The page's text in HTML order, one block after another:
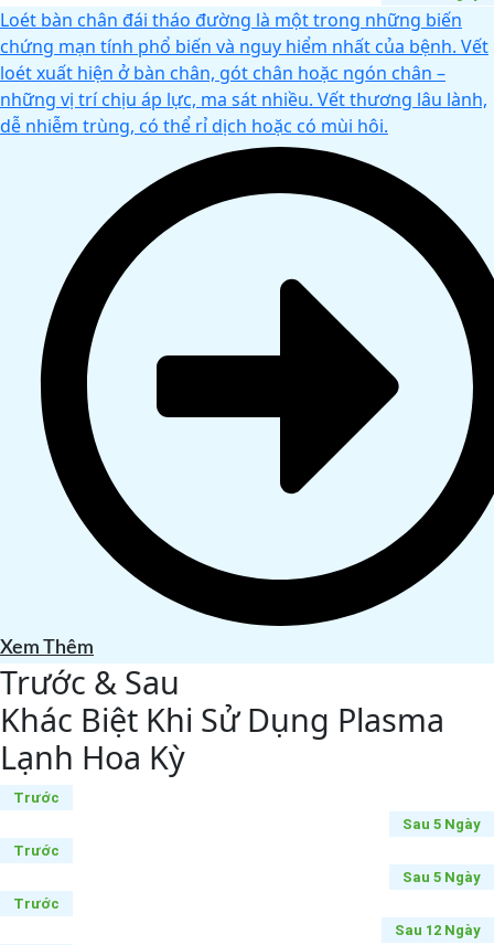
Loét bàn chân đái tháo đường là một trong những biến
chứng mạn tính phổ biến và nguy hiểm nhất của bệnh. Vết
loét xuất hiện ở bàn chân, gót chân hoặc ngón chân –
những vị trí chịu áp lực, ma sát nhiều. Vết thương lâu lành,
dễ nhiễm trùng, có thể rỉ dịch hoặc có mùi hôi.
Xem Thêm
Trước & Sau
Khác Biệt Khi Sử Dụng Plasma
Lạnh Hoa Kỳ
Trước
Sau 5 Ngày
Trước
Sau 5 Ngày
Trước
Sau 12 Ngày